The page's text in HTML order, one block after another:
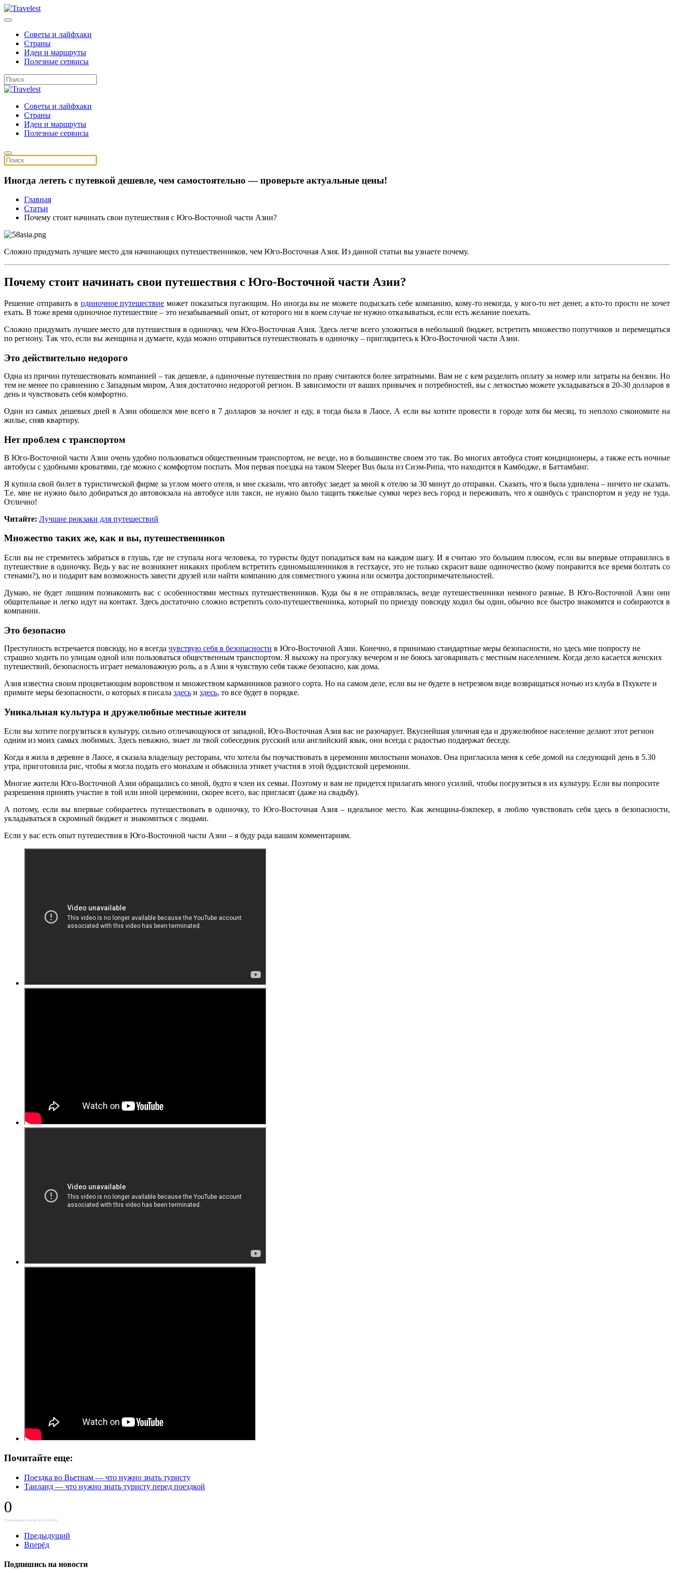
Советы и лайфхаки
Страны
Идеи и маршруты
Полезные сервисы
Советы и лайфхаки
Страны
Идеи и маршруты
Полезные сервисы
Иногда лететь с путевкой дешевле, чем самостоятельно — проверьте актуальные цены!
Главная
Статьи
Почему стоит начинать свои путешествия с Юго-Восточной части Азии?
Сложно придумать лучшее место для начинающих путешественников, чем Юго-Восточная Азия. Из данной статьи вы узнаете почему.
Почему стоит начинать свои путешествия с Юго-Восточной части Азии?
Решение отправить в одиночное путешествие может показаться пугающим. Но иногда вы не можете подыскать себе компанию, кому-то некогда, у кого-то нет денег, а кто-то просто не хочет
ехать. В тоже время одиночное путешествие – это незабываемый опыт, от которого ни в коем случае не нужно отказываться, если есть желание поехать.
Сложно придумать лучшее место для путешествия в одиночку, чем Юго-Восточная Азия. Здесь легче всего уложиться в небольшой бюджет, встретить множество попутчиков и перемещаться
по региону. Так что, если вы женщина и думаете, куда можно отправиться путешествовать в одиночку – приглядитесь к Юго-Восточной части Азии.
Это действительно недорого
Одна из причин путешествовать компанией – так дешевле, а одиночные путешествия по праву считаются более затратными. Вам не с кем разделить оплату за номер или затраты на бензин. Но
тем не менее по сравнению с Западным миром, Азия достаточно недорогой регион. В зависимости от ваших привычек и потребностей, вы с легкостью можете укладываться в 20-30 долларов в
день и чувствовать себя комфортно.
Один из самых дешевых дней в Азии обошелся мне всего в 7 долларов за ночлег и еду, я тогда была в Лаосе. А если вы хотите провести в городе хотя бы месяц, то неплохо сэкономите на
жилье, сняв квартиру.
Нет проблем с транспортом
В Юго-Восточной части Азии очень удобно пользоваться общественным транспортом, не везде, но в большинстве своем это так. Во многих автобуса стоят кондиционеры, а также есть ночные
автобусы с удобными кроватями, где можно с комфортом поспать. Моя первая поездка на таком Sleеper Bus была из Сиэм-Рипа, что находится в Камбодже, в Баттамбанг.
Я купила свой билет в туристической фирме за углом моего отеля, и мне сказали, что автобус заедет за мной к отелю за 30 минут до отправки. Сказать, что я была удивлена – ничего не сказать.
Т.е. мне не нужно было добираться до автовокзала на автобусе или такси, не нужно было тащить тяжелые сумки через весь город и переживать, что я ошибусь с транспортом и уеду не туда.
Отлично!
Читайте: Лучшие рюкзаки для путешествий
Множество таких же, как и вы, путешественников
Если вы не стремитесь забраться в глушь, где не ступала нога человека, то туристы будут попадаться вам на каждом шагу. И я считаю это большим плюсом, если вы впервые отправились в
путешествие в одиночку. Ведь у вас не возникнет никаких проблем встретить единомышленников в гестхаусе, это не только скрасит ваше одиночество (кому понравится все время болтать со
стенами?), но и подарит вам возможность завести друзей или найти компанию для совместного ужина или осмотра достопримечательностей.
Думаю, не будет лишним познакомить вас с особенностями местных путешественников. Куда бы я не отправлялась, везде путешественники немного разные. В Юго-Восточной Азии они
общительные и легко идут на контакт. Здесь достаточно сложно встретить соло-путешественника, который по приезду повсюду ходил бы один, обычно все быстро знакомятся и собираются в
компании.
Это безопасно
Преступность встречается повсюду, но я всегда чувствую себя в безопасности в Юго-Восточной Азии. Конечно, я принимаю стандартные меры безопасности, но здесь мне попросту не
страшно ходить по улицам одной или пользоваться общественным транспортом. Я выхожу на прогулку вечером и не боюсь заговаривать с местным населением. Когда дело касается женских
путешествий, безопасность играет немаловажную роль, а в Азии я чувствую себя также безопасно, как дома.
Азия известна своим процветающим воровством и множеством карманников разного сорта. Но на самом деле, если вы не будете в нетрезвом виде возвращаться ночью из клуба в Пхукете и
примите меры безопасности, о которых я писала здесь и здесь, то все будет в порядке.
Уникальная культура и дружелюбные местные жители
Если вы хотите погрузиться в культуру, сильно отличающуюся от западной, Юго-Восточная Азия вас не разочарует. Вкуснейшая уличная еда и дружелюбное население делают этот регион
одним из моих самых любимых. Здесь неважно, знает ли твой собеседник русский или английский язык, они всегда с радостью поддержат беседу.
Когда я жила в деревне в Лаосе, я сказала владельцу ресторана, что хотела бы поучаствовать в церемонии милостыни монахов. Она пригласила меня к себе домой на следующий день в 5.30
утра, приготовила рис, чтобы я могла подать его монахам и объяснила этикет участия в этой буддистской церемонии.
Многие жители Юго-Восточной Азии обращались со мной, будто я член их семьи. Поэтому и вам не придется прилагать много усилий, чтобы погрузиться в их культуру. Если вы попросите
разрешения принять участие в той или иной церемонии, скорее всего, вас пригласят (даже на свадьбу).
А потому, если вы впервые собираетесь путешествовать в одиночку, то Юго-Восточная Азия – идеальное место. Как женщина-бэкпекер, я люблю чувствовать себя здесь в безопасности,
укладываться в скромный бюджет и знакомиться с людьми.
Если у вас есть опыт путешествия в Юго-Восточной части Азии – я буду рада вашим комментариям.
Почитайте еще:
Поездка во Вьетнам — что нужно знать туристу
Таиланд — что нужно знать туристу перед поездкой
0
Социальные кнопки для Joomla
Предыдущий
Вперёд
Подпишись на новости